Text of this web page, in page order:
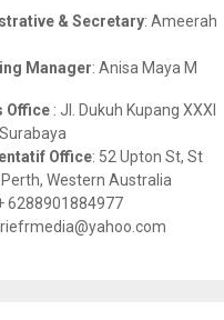
& Secretary: Ameerah
Manager: Anisa Maya M
Office : Jl. Dukuh Kupang XXXI
Office: 52 Upton St, St
Western Australia
6288901884977